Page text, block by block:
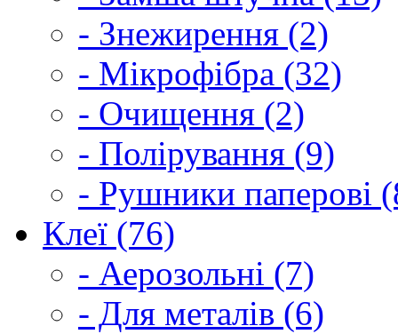
- Знежирення (2)
- Мікрофібра (32)
- Очищення (2)
- Полірування (9)
- Рушники паперові
Клеї (76)
- Аерозольні (7)
- Для металів (6)